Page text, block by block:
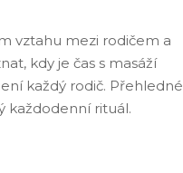
vztahu mezi rodičem a
kdy je čas s masáží
každý rodič. Přehledné
každodenní rituál.